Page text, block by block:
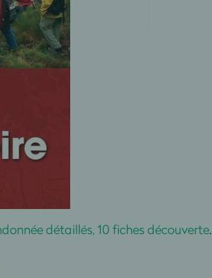
détaillés, 10 fiches découverte.